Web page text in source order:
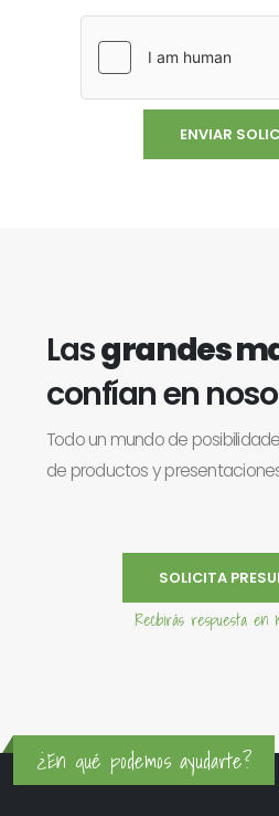
Lasgrandes
confían en
Todo un mundo de
de productos y
SOLICITA
Recibirás respuesta en
¿En qué podemos ayudarte?